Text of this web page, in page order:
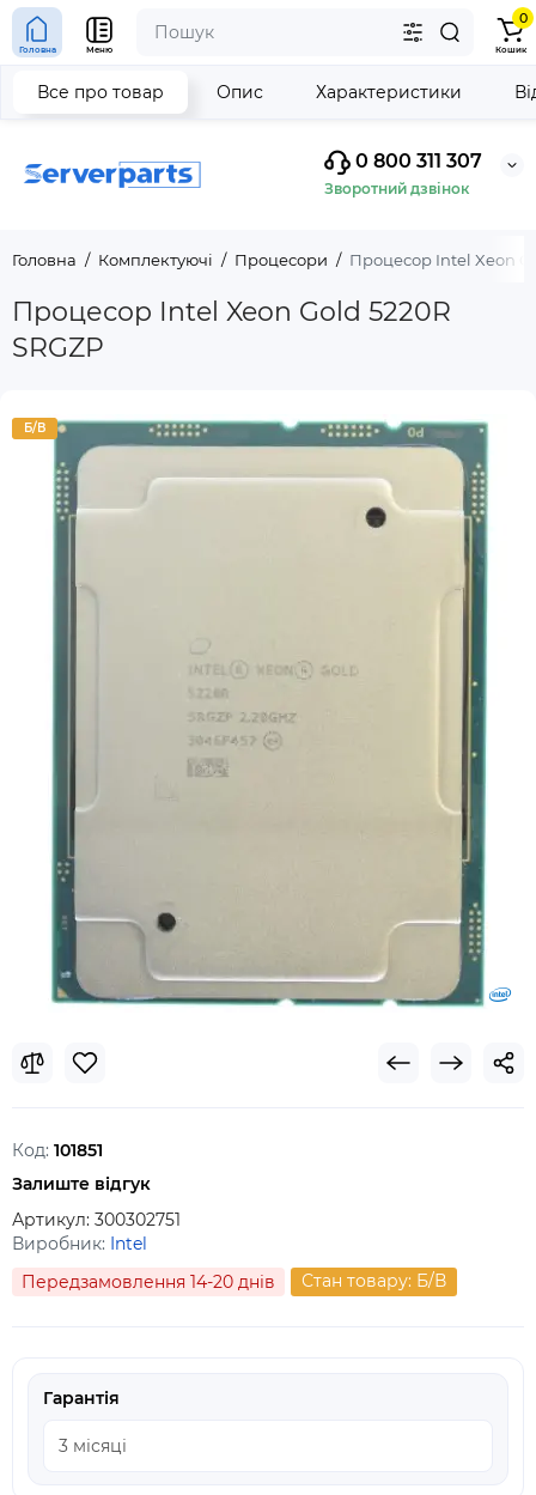
0 800 311 307
Зворотний дзвінок
Головна Меню
0
Кошик
Головна Комплектуючі Процесори Процесор Intel Xeon
Процесор Intel Xeon Gold 5220R
SRGZP
Все про товар Опис Характеристики
Б/В
Код: 101851
Залиште відгук
Артикул: 300302751
Виробник: Intel
Передзамовлення 14-20 днів
Стан товару: Б/В
Гарантія